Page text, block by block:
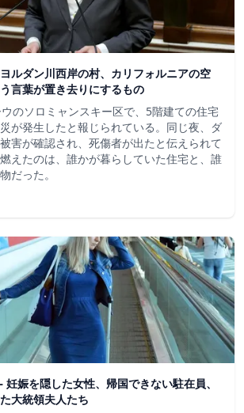
ルダン川西岸の村、カリフォルニアの空
言葉が置き去りにするもの
のソロミャンスキー区で、5階建ての住宅
が発生したと報じられている。同じ夜、ダ
害が確認され、死傷者が出たと伝えられて
えたのは、誰かが暮らしていた住宅と、誰
だった。
娠を隠した女性、帰国できない駐在員、
大統領夫人たち